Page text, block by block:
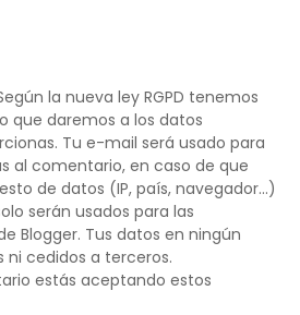
la nueva ley RGPD tenemos
que daremos a los datos
Tu e-mail será usado para
al comentario, en caso de que
de datos (IP, país, navegador...)
serán usados para las
Blogger. Tus datos en ningún
ni cedidos a terceros.
estás aceptando estos